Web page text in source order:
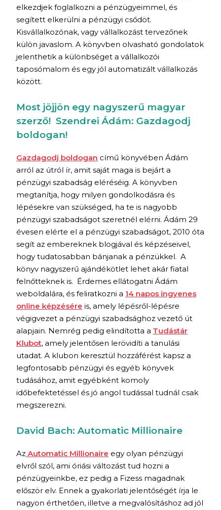
elkezdjek foglalkozni a pénzügyeimmel, és
segített elkerülni a pénzügyi csődöt.
Kisvállalkozónak, vagy vállalkozást tervezőnek
külön javaslom. A könyvben olvasható gondolatok
jelenthetik a különbséget a vállalkozói
taposómalom és egy jól automatizált vállalkozás
között.
Most jöjjön egy nagyszerű magyar
szerző! Szendrei Ádám: Gazdagodj
boldogan!
Gazdagodj boldogan című könyvében Ádám
arról az útról ír, amit saját maga is bejárt a
pénzügyi szabadság eléréséig. A könyvben
megtanítja, hogy milyen gondolkodásra és
lépésekre van szükséged, ha te is nagyobb
pénzügyi szabadságot szeretnél elérni. Ádám 29
évesen elérte el a pénzügyi szabadságot, 2010 óta
segít az embereknek blogjával és képzéseivel,
hogy tudatosabban bánjanak a pénzükkel. A
könyv nagyszerű ajándékötlet lehet akár fiatal
felnőtteknek is. Érdemes ellátogatni Ádám
weboldalára, és feliratkozni a 14 napos ingyenes
online képzésére is, amely lépésről-lépésre
végigvezet a pénzügyi szabadsághoz vezető út
alapjain. Nemrég pedig elindította a Tudástár
Klubot, amely jelentősen lerövidíti a tanulási
utadat. A klubon keresztül hozzáférést kapsz a
legfontosabb pénzügyi és egyéb könyvek
tudásához, amit egyébként komoly
időbefektetéssel és jó angol tudással tudnál csak
megszerezni.
David Bach: Automatic Millionaire
Az Automatic Millionaire egy olyan pénzügyi
elvről szól, ami óriási változást tud hozni a
pénzügyeinkbe, ez pedig a Fizess magadnak
először elv. Ennek a gyakorlati jelentőségét írja le
nagyon érthetően, illetve a megvalósításhoz ad jól